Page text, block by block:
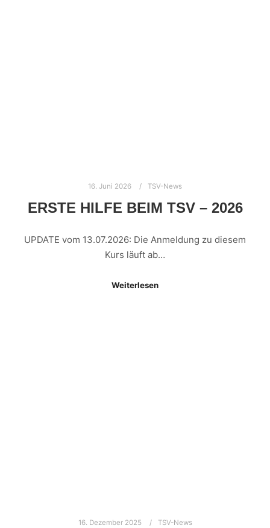
16. Juni 2026 TSV-News
ERSTE HILFE BEIM TSV – 2026
UPDATE vom 13.07.2026: Die Anmeldung zu diesem
Kurs läuft ab…
Weiterlesen
16. Dezember 2025 TSV-News